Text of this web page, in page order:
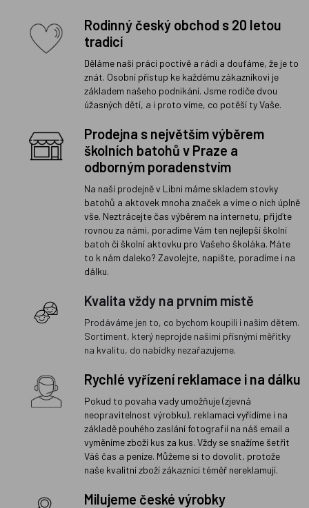
Rodinný český obchod s 20 letou
tradicí
Děláme naši práci poctivě a rádi a doufáme, že je to
znát. Osobní přístup ke každému zákazníkovi je
základem našeho podnikání. Jsme rodiče dvou
úžasných dětí, a i proto víme, co potěší ty Vaše.
Prodejna s největším výběrem
školních batohů v Praze a
odborným poradenstvím
Na naší prodejně v Libni máme skladem stovky
batohů a aktovek mnoha značek a víme o nich úplně
vše. Neztrácejte čas výběrem na internetu, přijďte
rovnou za námi, poradíme Vám ten nejlepší školní
batoh či školní aktovku pro Vašeho školáka. Máte
to k nám daleko? Zavolejte, napište, poradíme i na
dálku.
Kvalita vždy na prvním místě
Prodáváme jen to, co bychom koupili i našim dětem.
Sortiment, který neprojde našimi přísnými měřítky
na kvalitu, do nabídky nezařazujeme.
Rychlé vyřízení reklamace i na dálku
Pokud to povaha vady umožňuje (zjevná
neopravitelnost výrobku), reklamaci vyřídíme i na
základě pouhého zaslání fotografií na náš email a
vyměníme zboží kus za kus. Vždy se snažíme šetřit
Váš čas a peníze. Můžeme si to dovolit, protože
naše kvalitní zboží zákazníci téměř nereklamují.
Milujeme české výrobky